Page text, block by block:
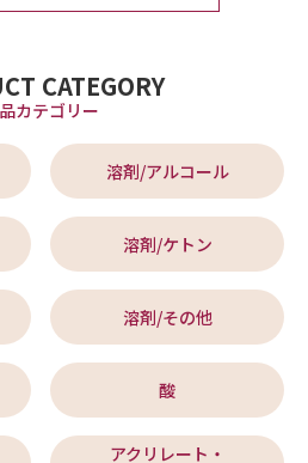
CATEGORY
カテゴリー
溶剤/アルコール
溶剤/ケトン
溶剤/その他
酸
アクリレート・